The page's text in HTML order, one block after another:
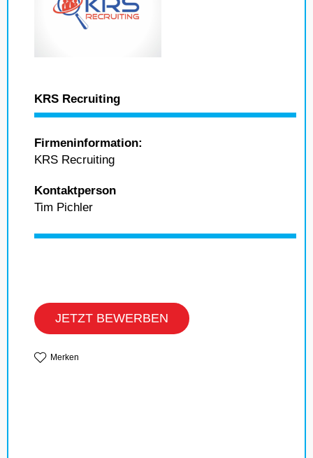
KRS Recruiting
Firmeninformation:
KRS Recruiting
Kontaktperson
Tim Pichler
JETZT BEWERBEN
Merken